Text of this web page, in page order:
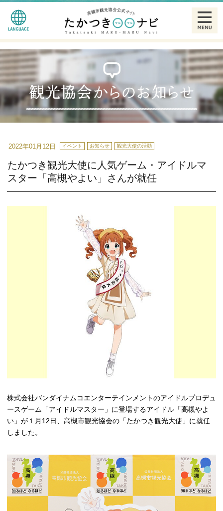
2022年01月12日 イベント お知らせ 観光大使の活動
たかつき観光大使に人気ゲーム・アイドルマ
スター「高槻やよい」さんが就任
株式会社バンダイナムコエンターテインメントのアイドルプロデュ
ースゲーム「アイドルマスター」に登場するアイドル「高槻やよ
い」が１月12日、高槻市観光協会の「たかつき観光大使」に就任
しました。
観る
食べる
泊まる
特産品
ギャラリー
English
简体中文
繁體中文
한글